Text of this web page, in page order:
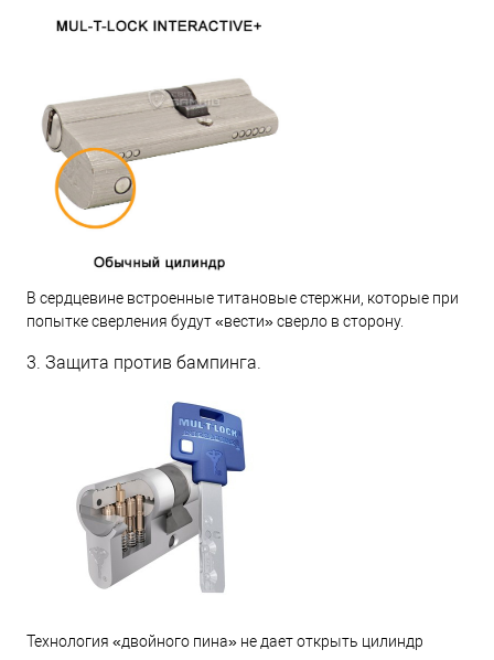
В сердцевине встроенные титановые стержни, которые при
попытке сверления будут «вести» сверло в сторону.
3. Защита против бампинга.
Технология «двойного пина» не дает открыть цилиндр